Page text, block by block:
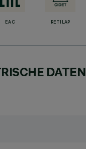
EAC RETILAP
DATEN